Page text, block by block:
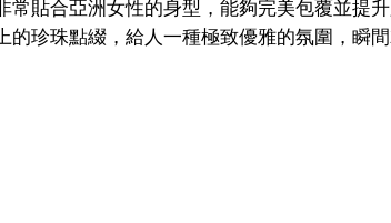
常貼合亞洲女性的身型，能夠完美包覆並提
的珍珠點綴，給人一種極致優雅的氛圍，瞬